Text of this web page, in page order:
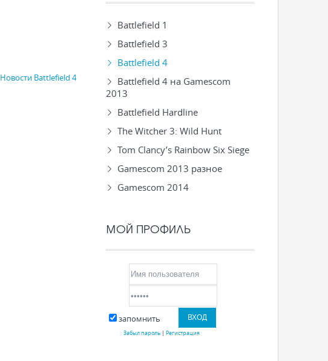
Новости Battlefield 4
Battlefield 1
Battlefield 3
Battlefield 4
Battlefield 4 на Gamescom
2013
Battlefield Hardline
The Witcher 3: Wild Hunt
Tom Clancy’s Rainbow Six Siege
Gamescom 2013 разное
Gamescom 2014
МОЙ ПРОФИЛЬ
запомнить
Забыл пароль| Регистрация